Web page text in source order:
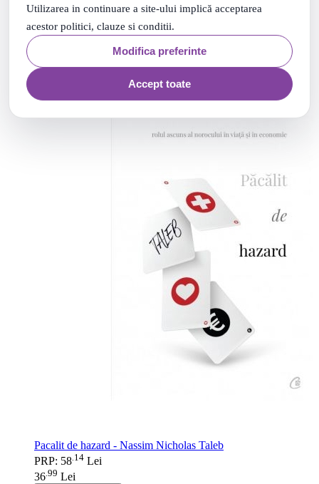
Utilizarea in continuare a site-ului implică acceptarea
acestor politici, clauze si conditii.
Modifica preferinte
Accept toate
PRP: 62 .38Lei
42.99 Lei
Adauga in cos
Pacalit de hazard - Nassim Nicholas Taleb
PRP: 58 14 Lei
36 99 Lei